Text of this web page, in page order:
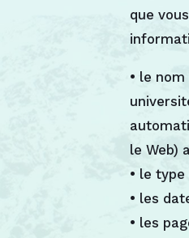
que
• le
le Web)
• le
• les
• les